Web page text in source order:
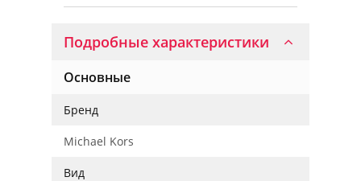
Подробные характеристики
Основные
Бренд
Michael Kors
Вид